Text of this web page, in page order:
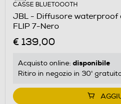
CASSE BLUETOOOTH
JBL - Diffusore
FLIP 7-Nero
€ 139,00
Acquisto online: disponibile
Ritiro in negozio in 30'